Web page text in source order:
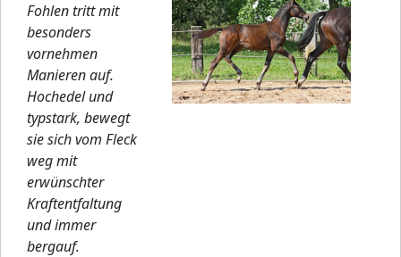
Fohlen tritt mit
besonders
vornehmen
Manieren auf.
Hochedel und
typstark, bewegt
sie sich vom Fleck
weg mit
erwünschter
Kraftentfaltung
und immer
bergauf.